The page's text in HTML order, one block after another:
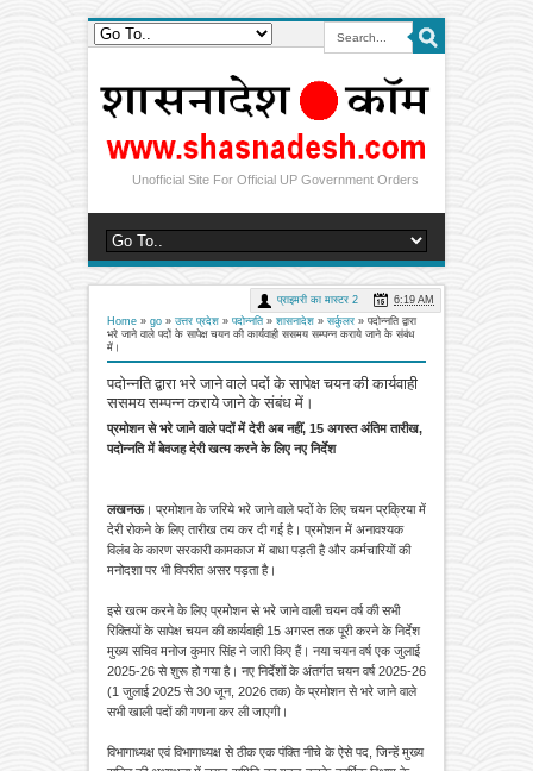
Unofficial Site For Official UP Government Orders
Home » go » उत्तर प्रदेश » पदोन्नति » शासनादेश » सर्कुलर » पदोन्नति द्वारा
भरे जाने वाले पदों के सापेक्ष चयन की कार्यवाही ससमय सम्पन्न कराये जाने के संबंध
में।
पदोन्नति द्वारा भरे जाने वाले पदों के सापेक्ष चयन की कार्यवाही
ससमय सम्पन्न कराये जाने के संबंध में।
प्राइमरी का मास्टर 2 6:19 AM
प्रमोशन से भरे जाने वाले पदों में देरी अब नहीं, 15 अगस्त अंतिम तारीख,
पदोन्नति में बेवजह देरी खत्म करने के लिए नए निर्देश
लखनऊ। प्रमोशन के जरिये भरे जाने वाले पदों के लिए चयन प्रक्रिया में
देरी रोकने के लिए तारीख तय कर दी गई है। प्रमोशन में अनावश्यक
विलंब के कारण सरकारी कामकाज में बाधा पड़ती है और कर्मचारियों की
मनोदशा पर भी विपरीत असर पड़ता है।
इसे खत्म करने के लिए प्रमोशन से भरे जाने वाली चयन वर्ष की सभी
रिक्तियों के सापेक्ष चयन की कार्यवाही 15 अगस्त तक पूरी करने के निर्देश
मुख्य सचिव मनोज कुमार सिंह ने जारी किए हैं। नया चयन वर्ष एक जुलाई
2025-26 से शुरू हो गया है। नए निर्देशों के अंतर्गत चयन वर्ष 2025-26
(1 जुलाई 2025 से 30 जून, 2026 तक) के प्रमोशन से भरे जाने वाले
सभी खाली पदों की गणना कर ली जाएगी।
विभागाध्यक्ष एवं विभागाध्यक्ष से ठीक एक पंक्ति नीचे के ऐसे पद, जिन्हें मुख्य